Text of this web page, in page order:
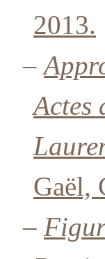
2013.
–
Actes
Gaël,
–